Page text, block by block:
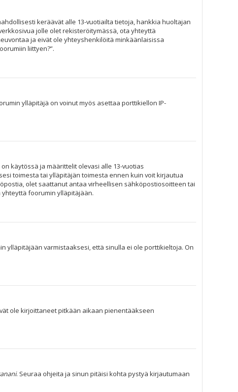
keräävät alle 13-vuotiailta tietoja, hankkia huoltajan
jolle olet rekisteröitymässä, ota yhteyttä
ja eivät ole yhteyshenkilöitä minkäänlaisissa
liittyen?”.
ylläpitäjä on voinut myös asettaa porttikiellon IP-
käytössä ja määrittelit olevasi alle 13-vuotias
toimesta tai ylläpitäjän toimesta ennen kuin voit kirjautua
olet saattanut antaa virheellisen sähköpostiosoitteen tai
foorumin ylläpitäjään.
ylläpitäjään varmistaaksesi, että sinulla ei ole porttikieltoja. On
ole kirjoittaneet pitkään aikaan pienentääkseen
. Seuraa ohjeita ja sinun pitäisi kohta pystyä kirjautumaan